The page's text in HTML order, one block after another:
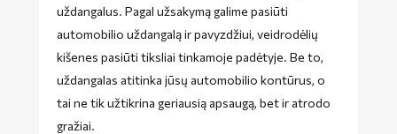
uždangalus. Pagal užsakymą galime pasiūti
automobilio uždangalą ir pavyzdžiui, veidrodėlių
kišenes pasiūti tiksliai tinkamoje padėtyje. Be to,
uždangalas atitinka jūsų automobilio kontūrus, o
tai ne tik užtikrina geriausią apsaugą, bet ir atrodo
gražiai.